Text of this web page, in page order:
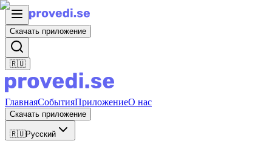
Скачать приложение
🇷🇺
ГлавнаяСобытияПриложениеО нас
Скачать приложение
🇷🇺Русский